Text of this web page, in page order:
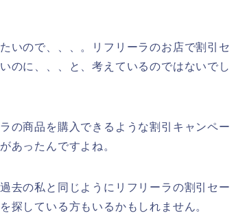
いので、、、。リフリーラのお店で割引セ
のに、、、と、考えているのではないでし
の商品を購入できるような割引キャンペー
あったんですよね。
去の私と同じようにリフリーラの割引セー
探している方もいるかもしれません。